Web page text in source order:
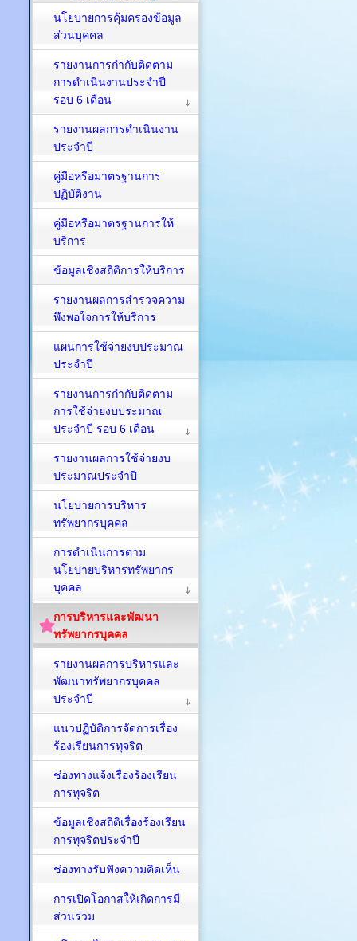
นโยบายการคุ้มครองข้อมูล
ส่วนบุคคล
รายงานการกำกับติดตาม
การดำเนินงานประจำปี
รอบ 6 เดือน
รายงานผลการดำเนินงาน
ประจำปี
คู่มือหรือมาตรฐานการ
ปฏิบัติงาน
คู่มือหรือมาตรฐานการให้
บริการ
ข้อมูลเชิงสถิติการให้บริการ
รายงานผลการสำรวจความ
พึงพอใจการให้บริการ
แผนการใช้จ่ายงบประมาณ
ประจำปี
รายงานการกำกับติดตาม
การใช้จ่ายงบประมาณ
ประจำปี รอบ 6 เดือน
รายงานผลการใช้จ่ายงบ
ประมาณประจำปี
นโยบายการบริหาร
ทรัพยากรบุคคล
การดำเนินการตาม
นโยบายบริหารทรัพยากร
บุคคล
การบริหารและพัฒนา
ทรัพยากรบุคคล
รายงานผลการบริหารและ
พัฒนาทรัพยากรบุคคล
ประจำปี
แนวปฏิบัติการจัดการเรื่อง
ร้องเรียนการทุจริต
ช่องทางแจ้งเรื่องร้องเรียน
การทุจริต
ข้อมูลเชิงสถิติเรื่องร้องเรียน
การทุจริตประจำปี
ช่องทางรับฟังความคิดเห็น
การเปิดโอกาสให้เกิดการมี
ส่วนร่วม